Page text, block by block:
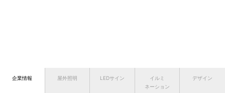
企業情報 屋外照明 LEDサイン
イルミ
ネーション
デザイン